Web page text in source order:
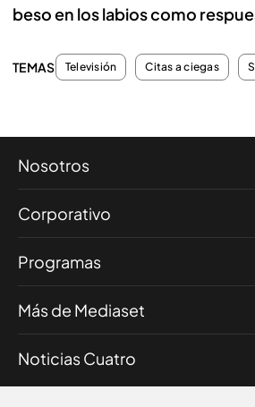
beso en los labios como
TEMAS Televisión Citas a ciegas
Nosotros
Corporativo
Programas
Más de Mediaset
Noticias Cuatro